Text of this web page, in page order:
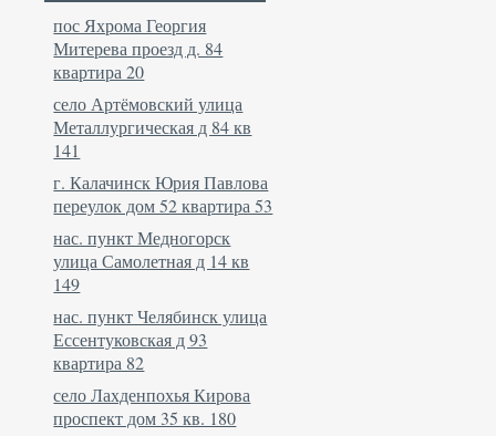
пос Яхрома Георгия
Митерева проезд д. 84
квартира 20
село Артёмовский улица
Металлургическая д 84 кв
141
г. Калачинск Юрия Павлова
переулок дом 52 квартира 53
нас. пункт Медногорск
улица Самолетная д 14 кв
149
нас. пункт Челябинск улица
Ессентуковская д 93
квартира 82
село Лахденпохья Кирова
проспект дом 35 кв. 180